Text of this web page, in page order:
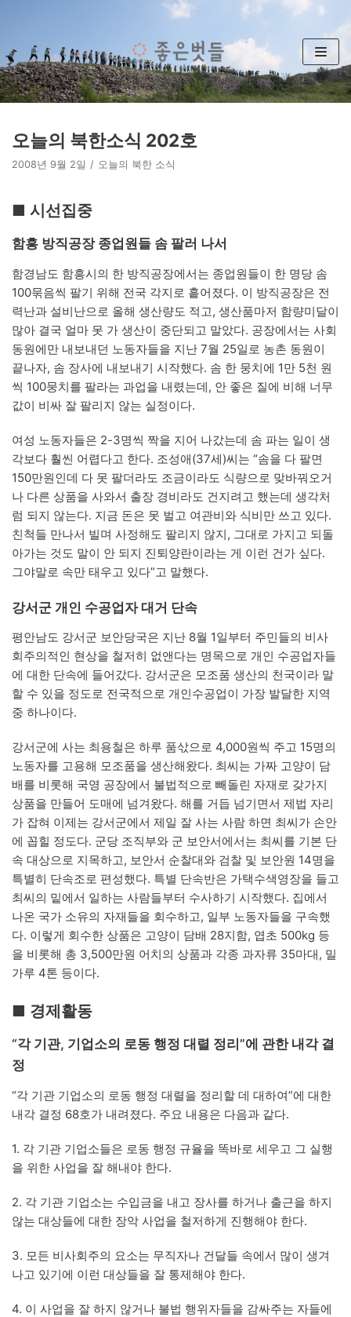
츠
로
건
뛰
기
오늘의 북한소식 202호
2008년 9월 2일 오늘의 북한 소식
■ 시선집중
함흥 방직공장 종업원들 솜 팔러 나서
함경남도 함흥시의 한 방직공장에서는 종업원들이 한 명당 솜
100묶음씩 팔기 위해 전국 각지로 흩어졌다. 이 방직공장은 전
력난과 설비난으로 올해 생산량도 적고, 생산품마저 함량미달이
많아 결국 얼마 못 가 생산이 중단되고 말았다. 공장에서는 사회
동원에만 내보내던 노동자들을 지난 7월 25일로 농촌 동원이
끝나자, 솜 장사에 내보내기 시작했다. 솜 한 뭉치에 1만 5천 원
씩 100뭉치를 팔라는 과업을 내렸는데, 안 좋은 질에 비해 너무
값이 비싸 잘 팔리지 않는 실정이다.
여성 노동자들은 2-3명씩 짝을 지어 나갔는데 솜 파는 일이 생
각보다 훨씬 어렵다고 한다. 조성애(37세)씨는 “솜을 다 팔면
150만원인데 다 못 팔더라도 조금이라도 식량으로 맞바꿔오거
나 다른 상품을 사와서 출장 경비라도 건지려고 했는데 생각처
럼 되지 않는다. 지금 돈은 못 벌고 여관비와 식비만 쓰고 있다.
친척들 만나서 빌며 사정해도 팔리지 않지, 그대로 가지고 되돌
아가는 것도 말이 안 되지 진퇴양란이라는 게 이런 건가 싶다.
그야말로 속만 태우고 있다”고 말했다.
강서군 개인 수공업자 대거 단속
평안남도 강서군 보안당국은 지난 8월 1일부터 주민들의 비사
회주의적인 현상을 철저히 없앤다는 명목으로 개인 수공업자들
에 대한 단속에 들어갔다. 강서군은 모조품 생산의 천국이라 말
할 수 있을 정도로 전국적으로 개인수공업이 가장 발달한 지역
중 하나이다.
강서군에 사는 최용철은 하루 품삯으로 4,000원씩 주고 15명의
노동자를 고용해 모조품을 생산해왔다. 최씨는 가짜 고양이 담
배를 비롯해 국영 공장에서 불법적으로 빼돌린 자재로 갖가지
상품을 만들어 도매에 넘겨왔다. 해를 거듭 넘기면서 제법 자리
가 잡혀 이제는 강서군에서 제일 잘 사는 사람 하면 최씨가 손안
에 꼽힐 정도다. 군당 조직부와 군 보안서에서는 최씨를 기본 단
속 대상으로 지목하고, 보안서 순찰대와 검찰 및 보안원 14명을
특별히 단속조로 편성했다. 특별 단속반은 가택수색영장을 들고
최씨의 밑에서 일하는 사람들부터 수사하기 시작했다. 집에서
나온 국가 소유의 자재들을 회수하고, 일부 노동자들을 구속했
다. 이렇게 회수한 상품은 고양이 담배 28지함, 엽초 500kg 등
을 비롯해 총 3,500만원 어치의 상품과 각종 과자류 35마대, 밀
가루 4톤 등이다.
■ 경제활동
“각 기관, 기업소의 로동 행정 대렬 정리”에 관한 내각 결
정
“각 기관 기업소의 로동 행정 대렬을 정리할 데 대하여”에 대한
내각 결정 68호가 내려졌다. 주요 내용은 다음과 같다.
1. 각 기관 기업소들은 로동 행정 규율을 똑바로 세우고 그 실행
을 위한 사업을 잘 해내야 한다.
2. 각 기관 기업소는 수입금을 내고 장사를 하거나 출근을 하지
않는 대상들에 대한 장악 사업을 철저하게 진행해야 한다.
3. 모든 비사회주의 요소는 무직자나 건달들 속에서 많이 생겨
나고 있기에 이런 대상들을 잘 통제해야 한다.
4. 이 사업을 잘 하지 않거나 불법 행위자들을 감싸주는 자들에